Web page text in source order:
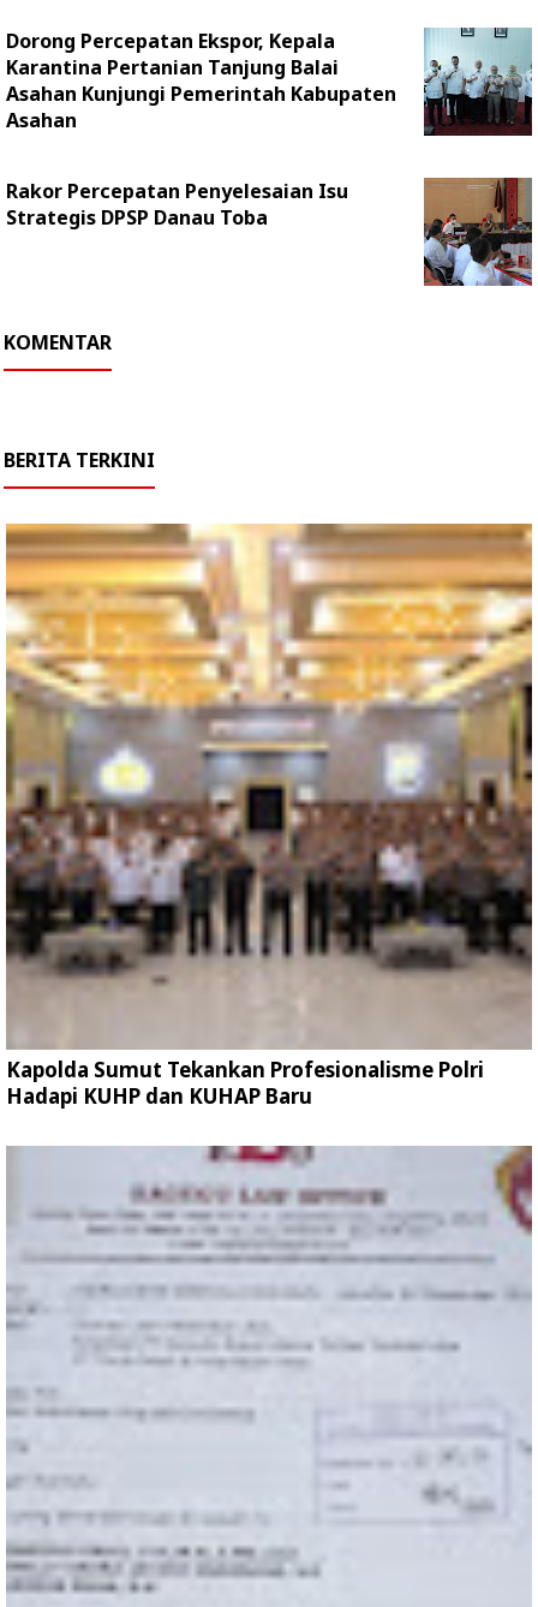
Dorong Percepatan Ekspor, Kepala
Karantina Pertanian Tanjung Balai
Asahan Kunjungi Pemerintah Kabupaten
Asahan
Rakor Percepatan Penyelesaian Isu
Strategis DPSP Danau Toba
KOMENTAR
BERITA TERKINI
Kapolda Sumut Tekankan Profesionalisme Polri
Hadapi KUHP dan KUHAP Baru